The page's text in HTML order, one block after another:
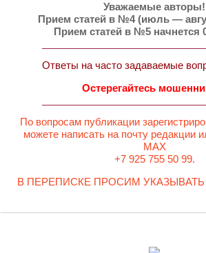
Уважаемые авторы!
Прием статей в №4 (июль —
Прием статей в №5 начнется
Ответы на часто задаваемые
Остерегайтесь
По вопросам публикации
можете написать на почту редакции
MAX
+7 925 755 50 99.
В ПЕРЕПИСКЕ ПРОСИМ